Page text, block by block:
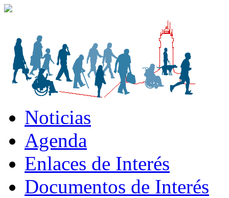
Noticias
Agenda
Enlaces de Interés
Documentos de Interés